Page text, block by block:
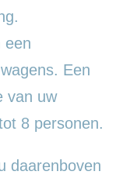
een
Een
van uw
8 personen.
daarenboven